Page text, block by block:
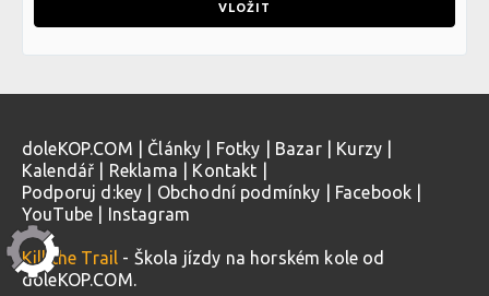
doleKOP.COM Články Fotky Bazar| Kurzy
Kalendář
Reklama Kontakt
Podporuj d:key
Obchodní podmínky Facebook
YouTube
Instagram
Kill the Trail - Škola jízdy na horském kole od
doleKOP.COM.